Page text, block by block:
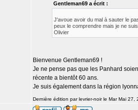
Gentleman69 a écrit :
J'avoue avoir du mal à sauter le
peux le comprendre mais je ne
Olivier
Bienvenue Gentleman69 !
Je ne pense pas que les Panhard
récente a bientôt 60 ans.
Je suis également dans la région
Dernière édition par levrier-noir le Mar Mai